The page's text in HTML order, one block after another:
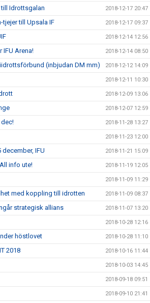
till Idrottsgalan 2018-12-17 20:47
tjejer till Upsala IF 2018-12-17 09:37
2018-12-14 12:56
IFU Arena! 2018-12-14 08:50
(inbjudan DM mm) 2018-12-12 14:09
2018-12-11 10:30
2018-12-09 13:06
2018-12-07 12:59
dec! 2018-11-28 13:27
2018-11-23 12:00
IFU 2018-11-21 15:09
info ute! 2018-11-19 12:05
2018-11-09 11:29
med koppling till idrotten 2018-11-09 08:37
strategisk allians 2018-11-07 13:20
2018-10-28 12:16
höstlovet 2018-10-28 11:10
2018 2018-10-16 11:44
2018-10-03 14:45
2018-09-18 09:51
2018-09-10 21:41